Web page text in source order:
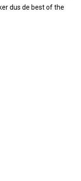
dus de best of the